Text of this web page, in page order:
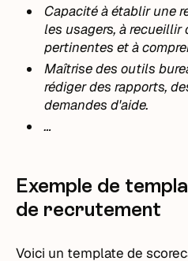
Capacité à établir une
les usagers, à recueillir
pertinentes et à
Maîtrise des outils
rédiger des rapports,
demandes d'aide.
…
Exemple de
de recrutement
Voici un template de